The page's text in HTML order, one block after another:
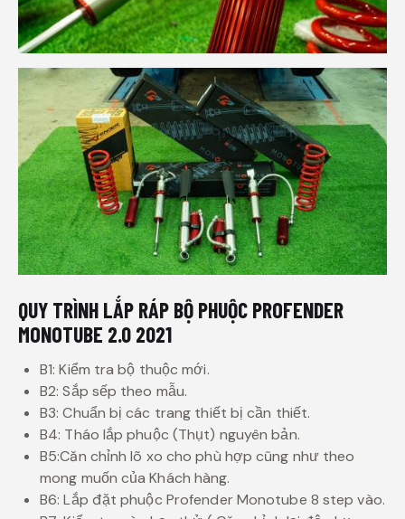
QUY TRÌNH LẮP RÁP BỘ PHUỘC PROFENDER
MONOTUBE 2.0 2021
B1: Kiểm tra bộ thuộc mới.
B2: Sắp sếp theo mẫu.
B3: Chuẩn bị các trang thiết bị cần thiết.
B4: Tháo lắp phuộc (Thụt) nguyên bản.
B5:Căn chỉnh lõ xo cho phù hợp cũng như theo
mong muốn của Khách hàng.
B6: Lắp đặt phuộc Profender Monotube 8 step vào.